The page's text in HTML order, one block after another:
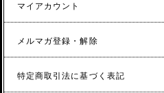
マイアカウント
メルマガ登録・解除
特定商取引法に基づく表記